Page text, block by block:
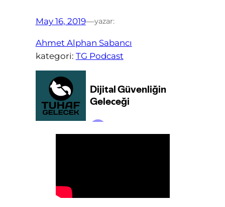
May 16, 2019—yazar:
Ahmet Alphan Sabancı
kategori: TG Podcast